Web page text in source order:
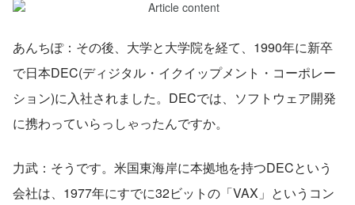
あんちぽ：その後、大学と大学院を経て、1990年に新卒
で日本DEC(ディジタル・イクイップメント・コーポレー
ション)に入社されました。DECでは、ソフトウェア開発
に携わっていらっしゃったんですか。
力武：そうです。米国東海岸に本拠地を持つDECという
会社は、1977年にすでに32ビットの「VAX」というコン